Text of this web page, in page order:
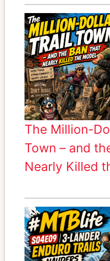
The Million-
Town – and
Nearly Killed